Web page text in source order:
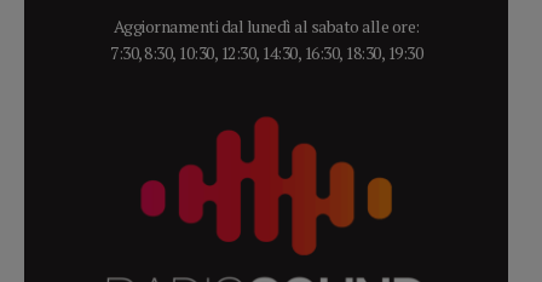
Aggiornamenti dal lunedì al sabato alle ore:
7:30, 8:30, 10:30, 12:30, 14:30, 16:30, 18:30, 19:30